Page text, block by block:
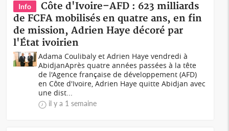
Info
Côte d'Ivoire–AFD : 623 milliards
de FCFA mobilisés en quatre ans, en fin
de mission, Adrien Haye décoré par
l'État ivoirien
Adama Coulibaly et Adrien Haye vendredi à
AbidjanAprès quatre années passées à la tête
de l'Agence française de développement (AFD)
en Côte d'Ivoire, Adrien Haye quitte Abidjan avec
une dist...
il y a 1 semaine